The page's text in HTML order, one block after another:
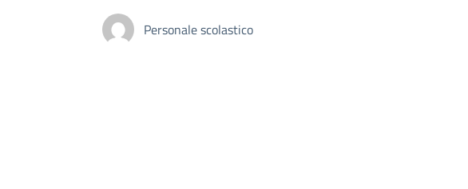
Personale scolastico